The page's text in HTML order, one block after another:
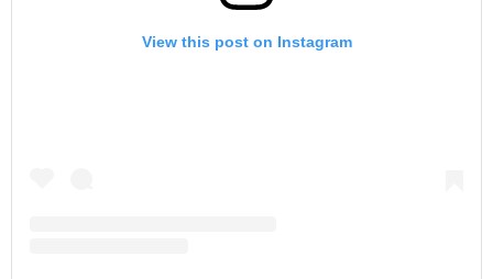
View this post on Instagram